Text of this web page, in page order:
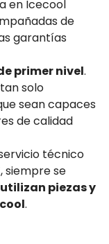
en Icecool
de
garantías
primer nivel.
solo
sean capaces
de calidad
técnico
siempre se
utilizan piezas y
.